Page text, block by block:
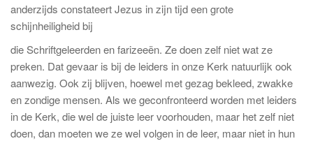
anderzijds constateert Jezus in zijn tijd een grote
schijnheiligheid bij
die Schriftgeleerden en farizeeën. Ze doen zelf niet wat ze
preken. Dat gevaar is bij de leiders in onze Kerk natuurlijk ook
aanwezig. Ook zij blijven, hoewel met gezag bekleed, zwakke
en zondige mensen. Als we geconfronteerd worden met leiders
in de Kerk, die wel de juiste leer voorhouden, maar het zelf niet
doen, dan moeten we ze wel volgen in de leer, maar niet in hun